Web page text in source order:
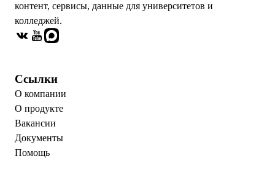
контент, сервисы, данные для университетов и
колледжей.
Ссылки
О компании
О продукте
Вакансии
Документы
Помощь